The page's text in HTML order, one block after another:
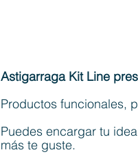
Astigarraga Kit Line
Productos funcionales,
Puedes encargar tu
más te guste.